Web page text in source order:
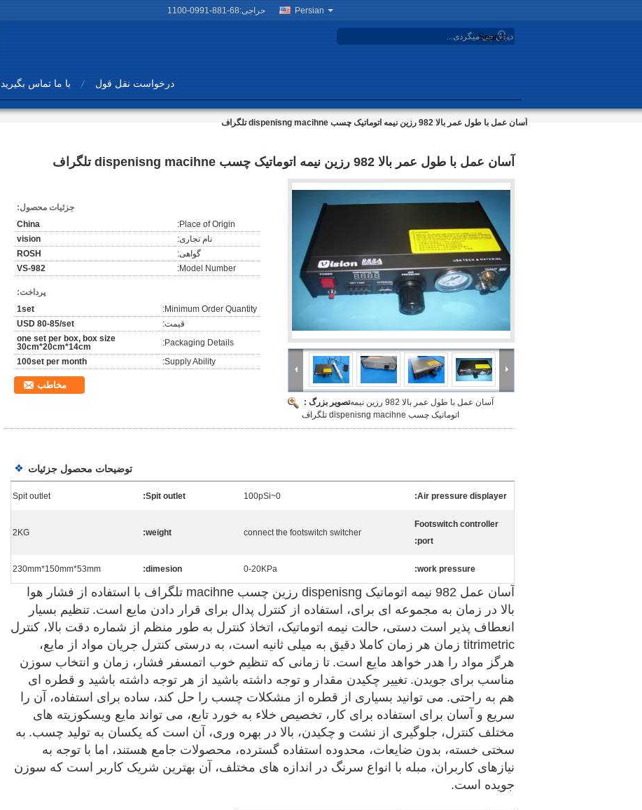
حراجی:86-188-1990-0011 Persian
Search
با ما تماس بگیرید درخواست نقل قول
آسان عمل با طول عمر بالا 982 رزین نیمه اتوماتیک چسب dispenisng macihne تلگراف
آسان عمل با طول عمر بالا 982 رزین نیمه اتوماتیک چسب dispenisng macihne تلگراف
تصویر بزرگ :آسان عمل با طول عمر بالا 982 رزین نیمه
اتوماتیک چسب dispenisng macihne تلگراف
جزئیات محصول:
Place of Origin:
China
نام تجاری:
vision
گواهی:
ROSH
Model Number:
VS-982
پرداخت:
Minimum Order Quantity:
1set
قیمت:
USD 80-85/set
Packaging Details:
one set per box, box size
30cm*20cm*14cm
Supply Ability:
100set per month
مخاطب
توضیحات محصول جزئیات
Air pressure displayer:
0~100pSi
Spit outlet:
Spit outlet
Footswitch controller
port:
connect the footswitch switcher
weight:
2KG
work pressure:
0-20KPa
dimesion:
230mm*150mm*53mm
آسان عمل 982 نیمه اتوماتیک dispenisng رزین چسب macihne تلگراف
با استفاده از فشار هوا
بالا در زمان به مجموعه ای برای، استفاده از کنترل پدال برای قرار دادن مایع است. تنظیم بسیار
انعطاف پذیر است دستی، حالت نیمه اتوماتیک، اتخاذ کنترل به طور منظم از شماره دقت بالا، کنترل
titrimetric زمان هر زمان کاملا دقیق به میلی ثانیه است، به درستی کنترل جریان مواد از مایع،
هرگز مواد را هدر خواهد مایع است. تا زمانی که تنظیم خوب اتمسفر فشار، زمان و انتخاب سوزن
مناسب برای جویدن. تغییر چکیدن مقدار و توجه داشته باشید از هر توجه داشته باشید و قطره ای
هم به راحتی. می توانید بسیاری از قطره از مشکلات چسب را حل کند، ساده برای استفاده، آن را
سریع و آسان برای استفاده برای کار، تخصیص خلاء به خورد تابع، می تواند مایع ویسکوزیته های
مختلف کنترل، جلوگیری از نشت و چکیدن، بالا در بهره وری، آن است که یکسان به تولید چسب. به
سختی خسته، بدون ضایعات، محدوده استفاده گسترده، محصولات جامع هستند، اما با توجه به
نیازهای کاربران، مبله با انواع سرنگ در اندازه های مختلف، آن بهترین شریک کاربر است که سوزن
جویده است.